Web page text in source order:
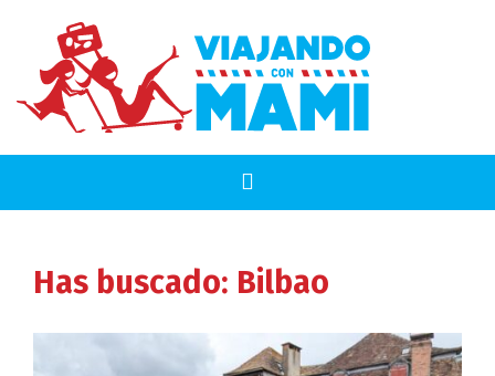
Has buscado: Bilbao